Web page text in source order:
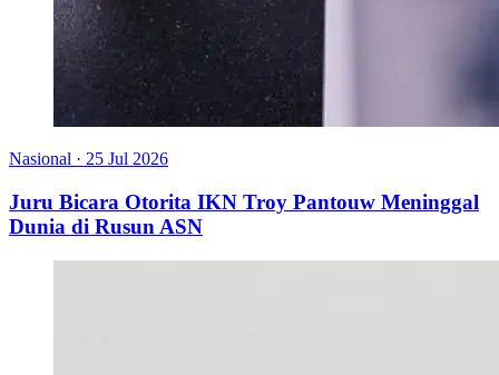
Nasional · 25 Jul 2026
Juru Bicara Otorita IKN Troy Pantouw Meninggal
Dunia di Rusun ASN